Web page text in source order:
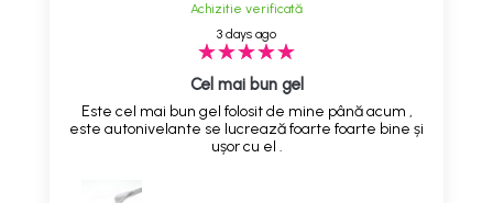
Achizitie verificată
3 days ago
Cel mai bun gel
Este cel mai bun gel folosit de mine până acum ,
este autonivelante se lucrează foarte foarte bine și
ușor cu el .